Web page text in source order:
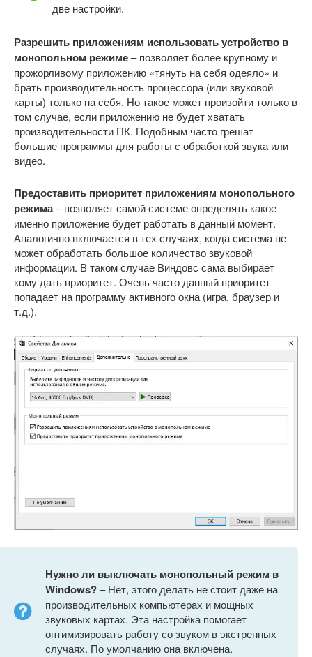
две настройки.
Разрешить приложениям использовать устройство в
монопольном режиме– позволяет более крупному и
прожорливому приложению «тянуть на себя одеяло» и
брать производительность процессора (или звуковой
карты) только на себя. Но такое может произойти только в
том случае, если приложению не будет хватать
производительности ПК. Подобным часто грешат
большие программы для работы с обработкой звука или
видео.
Предоставить приоритет приложениям монопольного
режима– позволяет самой системе определять какое
именно приложение будет работать в данный момент.
Аналогично включается в тех случаях, когда система не
может обработать большое количество звуковой
информации. В таком случае Виндовс сама выбирает
кому дать приоритет. Очень часто данный приоритет
попадает на программу активного окна (игра, браузер и
т.д.).
Нужно ли выключать монопольный режим в
Windows?– Нет, этого делать не стоит даже на
производительных компьютерах и мощных
звуковых картах. Эта настройка помогает
оптимизировать работу со звуком в экстренных
случаях. По умолчанию она включена.